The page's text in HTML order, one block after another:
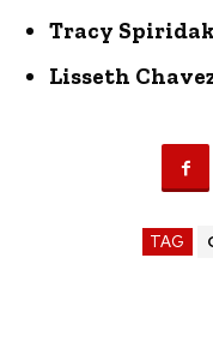
Tracy
Lisseth
TAG